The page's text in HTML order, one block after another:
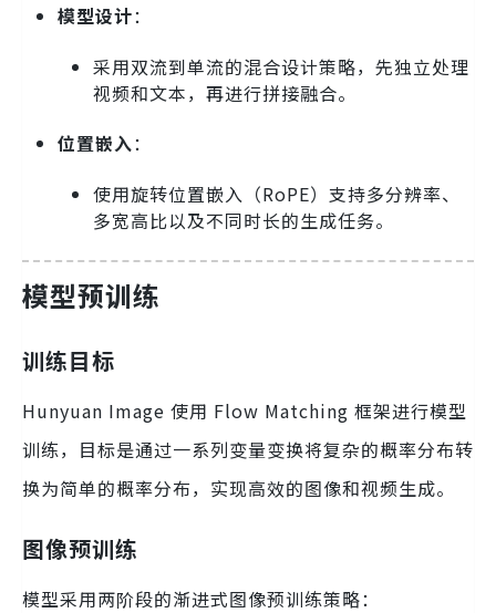
模型设计：
采用双流到单流的混合设计策略，先独立处理
视频和文本，再进行拼接融合。
位置嵌入：
使用旋转位置嵌入（RoPE）支持多分辨率、
多宽高比以及不同时长的生成任务。
模型预训练
训练目标
Hunyuan Image 使用 Flow Matching 框架进行模型
训练，目标是通过一系列变量变换将复杂的概率分布转
换为简单的概率分布，实现高效的图像和视频生成。
图像预训练
模型采用两阶段的渐进式图像预训练策略：